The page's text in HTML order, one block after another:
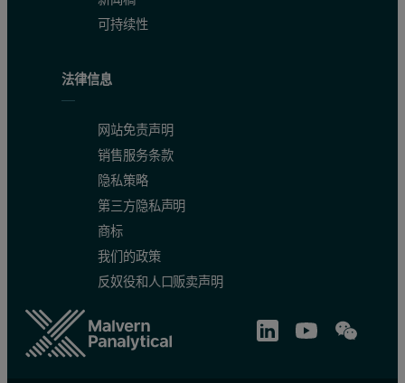
可持续性
法律信息
网站免责声明
销售服务条款
隐私策略
第三方隐私声明
商标
我们的政策
反奴役和人口贩卖声明